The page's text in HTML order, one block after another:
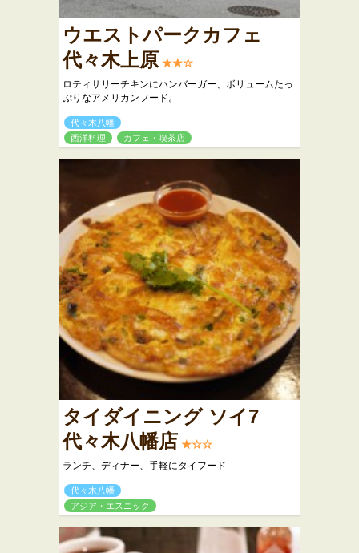
ウエストパークカフェ
代々木上原 ★★☆
ロティサリーチキンにハンバーガー、ボリュームたっ
ぷりなアメリカンフード。
代々木八幡
西洋料理
カフェ・喫茶店
タイダイニング ソイ7
代々木八幡店 ★☆☆
ランチ、ディナー、手軽にタイフード
代々木八幡
アジア・エスニック